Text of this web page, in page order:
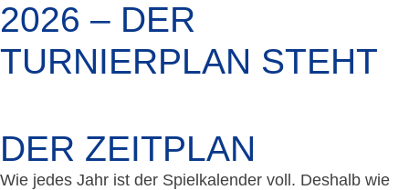
2026 – DER
TURNIERPLAN STEHT
DER ZEITPLAN
Wie jedes Jahr ist der Spielkalender voll. Deshalb wie